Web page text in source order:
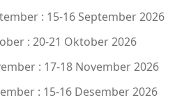
: 15-16 September 2026
: 20-21 Oktober 2026
: 17-18 November 2026
: 15-16 Desember 2026